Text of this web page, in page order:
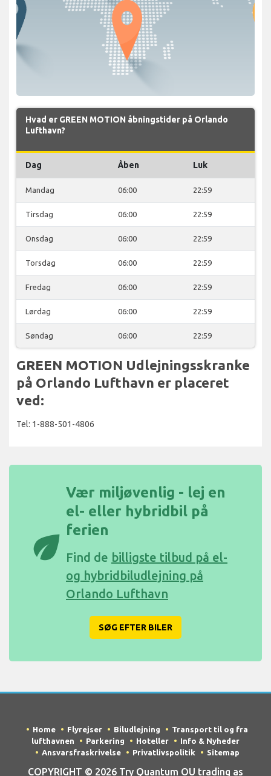
Hvad er GREEN MOTION åbningstider på Orlando
Lufthavn?
Dag Åben Luk
Mandag 06:00 22:59
Tirsdag 06:00 22:59
Onsdag 06:00 22:59
Torsdag 06:00 22:59
Fredag 06:00 22:59
Lørdag 06:00 22:59
Søndag 06:00 22:59
GREEN MOTION Udlejningsskranke
på Orlando Lufthavn er placeret
ved:
Tel: 1-888-501-4806
eco
Vær miljøvenlig - lej en
el- eller hybridbil på
ferien
Find de billigste tilbud på el-
og hybridbiludlejning på
Orlando Lufthavn
SØG EFTER BILER
Home Flyrejser Biludlejning
Transport til og fra
lufthavnen
Parkering Hoteller
Info & Nyheder
Ansvarsfraskrivelse
Privatlivspolitik Sitemap
COPYRIGHT © 2026 Try Quantum OU trading as